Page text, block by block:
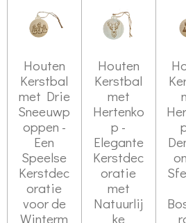
Houten
Kerstbal
met Drie
Sneeuwp
oppen -
Een
Speelse
Kerstdec
oratie
voor de
Winterm
Houten
Kerstbal
met
Hertenko
p -
Elegante
Kerstdec
oratie
met
Natuurlij
ke